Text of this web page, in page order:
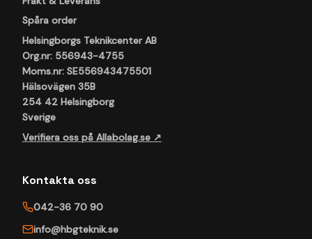
Spåra order
Helsingborgs Teknikcenter AB
Org.nr: 556943-4755
Moms.nr: SE556943475501
Hälsovägen 35B
254 42 Helsingborg
Sverige
Verifiera oss på Allabolag.se ↗
Kontakta oss
042-36 70 90
info@hbgteknik.se